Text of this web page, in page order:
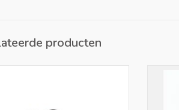
producten